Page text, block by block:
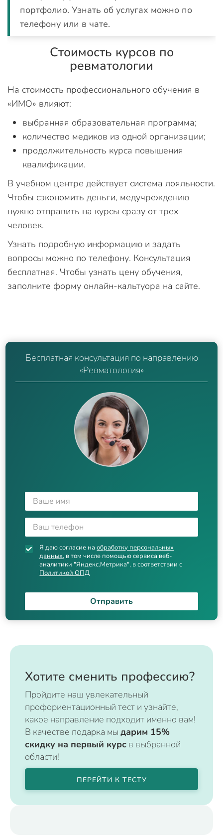
портфолио. Узнать об услугах можно по
телефону или в чате.
Стоимость курсов по
ревматологии
На стоимость профессионального обучения в
«ИМО» влияют:
выбранная образовательная программа;
количество медиков из одной организации;
продолжительность курса повышения
квалификации.
В учебном центре действует система лояльности.
Чтобы сэкономить деньги, медучреждению
нужно отправить на курсы сразу от трех
человек.
Узнать подробную информацию и задать
вопросы можно по телефону. Консультация
бесплатная. Чтобы узнать цену обучения,
заполните форму онлайн-кальтуора на сайте.
Бесплатная консультация по направлению
«Ревматология»
Я даю согласие наобработку персональных
данных, в том числе помощью сервиса веб-
аналитики "Яндекс.Метрика", в соответствии с
Политикой ОПД
Отправить
Хотите сменить профессию?
Пройдите наш увлекательный
профориентационный тест и узнайте,
какое направление подходит именно вам!
В качестве подарка мы дарим 15%
скидку на первый курс в выбранной
области!
ПЕРЕЙТИ К ТЕСТУ